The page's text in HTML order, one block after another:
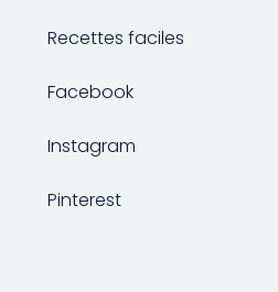
Recettes faciles
Facebook
Instagram
Pinterest